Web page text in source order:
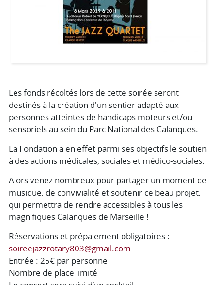
Les fonds récoltés lors de cette soirée seront
destinés à la création d'un sentier adapté aux
personnes atteintes de handicaps moteurs et/ou
sensoriels au sein du Parc National des Calanques.
La Fondation a en effet parmi ses objectifs le soutien
à des actions médicales, sociales et médico-sociales.
Alors venez nombreux pour partager un moment de
musique, de convivialité et soutenir ce beau projet,
qui permettra de rendre accessibles à tous les
magnifiques Calanques de Marseille !
Réservations et prépaiement obligatoires :
soireejazzrotary803@gmail.com
Entrée : 25€ par personne
Nombre de place limité